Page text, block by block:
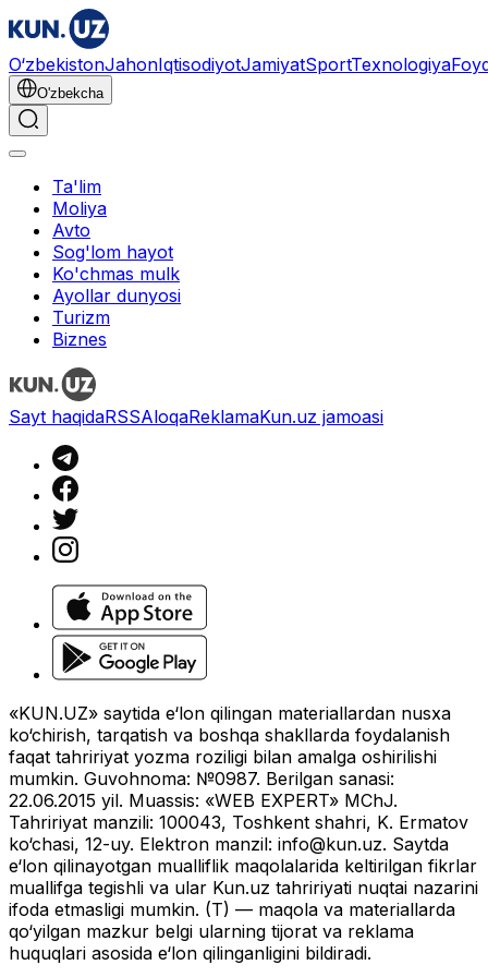
O‘zbekistonJahonIqtisodiyotJamiyatSportTexnologiya
O'zbekcha
Ta'lim
Moliya
Avto
Sog'lom hayot
Ko'chmas mulk
Ayollar dunyosi
Turizm
Biznes
Sayt haqidaRSSAloqaReklamaKun.uz jamoasi
«KUN.UZ» saytida e‘lon qilingan materiallardan nusxa
ko‘chirish, tarqatish va boshqa shakllarda foydalanish
faqat tahririyat yozma roziligi bilan amalga oshirilishi
mumkin. Guvohnoma: №0987. Berilgan sanasi:
22.06.2015 yil. Muassis: «WEB EXPERT» MChJ.
Tahririyat manzili: 100043, Toshkent shahri, K. Ermatov
ko‘chasi, 12-uy. Elektron manzil: info@kun.uz. Saytda
e‘lon qilinayotgan mualliflik maqolalarida keltirilgan fikrlar
muallifga tegishli va ular Kun.uz tahririyati nuqtai nazarini
ifoda etmasligi mumkin. (T) — maqola va materiallarda
qo‘yilgan mazkur belgi ularning tijorat va reklama
huquqlari asosida e‘lon qilinganligini bildiradi.